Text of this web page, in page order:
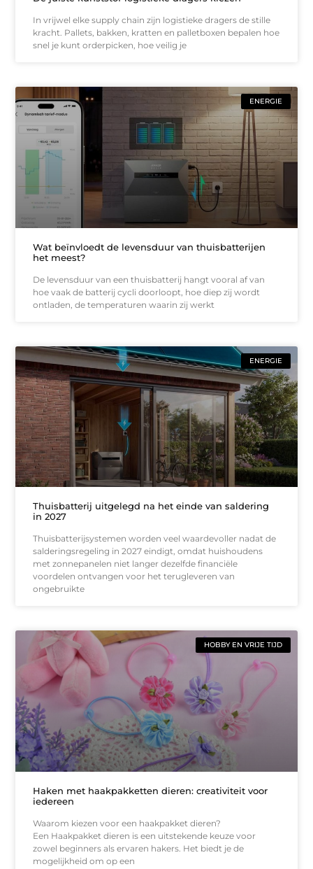
In vrijwel elke supply chain zijn logistieke dragers de stille
kracht. Pallets, bakken, kratten en palletboxen bepalen hoe
snel je kunt orderpicken, hoe veilig je
ENERGIE
Wat beïnvloedt de levensduur van thuisbatterijen
het meest?
De levensduur van een thuisbatterij hangt vooral af van
hoe vaak de batterij cycli doorloopt, hoe diep zij wordt
ontladen, de temperaturen waarin zij werkt
ENERGIE
Thuisbatterij uitgelegd na het einde van saldering
in 2027
Thuisbatterijsystemen worden veel waardevoller nadat de
salderingsregeling in 2027 eindigt, omdat huishoudens
met zonnepanelen niet langer dezelfde financiële
voordelen ontvangen voor het terugleveren van
ongebruikte
HOBBY EN VRIJE TIJD
Haken met haakpakketten dieren: creativiteit voor
iedereen
Waarom kiezen voor een haakpakket dieren?
Een Haakpakket dieren is een uitstekende keuze voor
zowel beginners als ervaren hakers. Het biedt je de
mogelijkheid om op een